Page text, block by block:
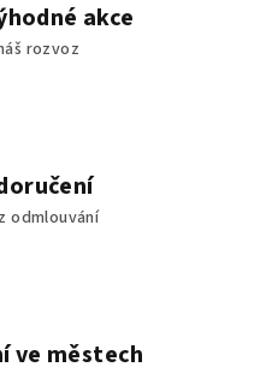
akce
rozvoz
odmlouvání
ve městech